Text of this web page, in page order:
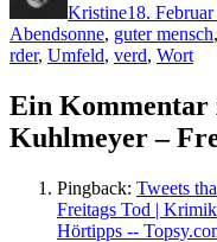
Kristine18. Februar
Abendsonne, guter mensch,
rder, Umfeld, verd, Wort
Ein Kommentar
Kuhlmeyer –
Pingback: Tweets
Freitags Tod |
Hörtipps --